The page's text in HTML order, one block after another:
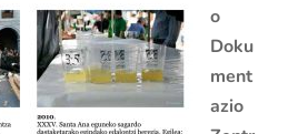
o
Doku
ment
azio